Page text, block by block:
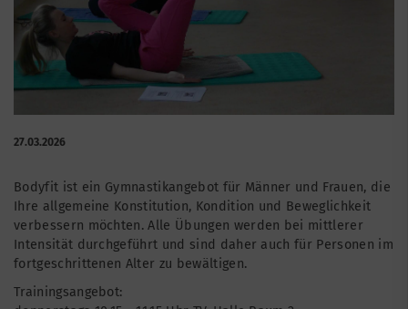
27.03.2026
Bodyfit ist ein Gymnastikangebot für Männer und Frauen, die
Ihre allgemeine Konstitution, Kondition und Beweglichkeit
verbessern möchten. Alle Übungen werden bei mittlerer
Intensität durchgeführt und sind daher auch für Personen im
fortgeschrittenen Alter zu bewältigen.
Trainingsangebot: